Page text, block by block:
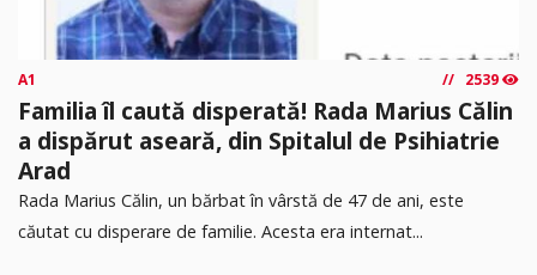
A1 2539
Familia îl caută disperată! Rada Marius Călin
a dispărut aseară, din Spitalul de Psihiatrie
Arad
Rada Marius Călin, un bărbat în vârstă de 47 de ani, este
căutat cu disperare de familie. Acesta era internat...